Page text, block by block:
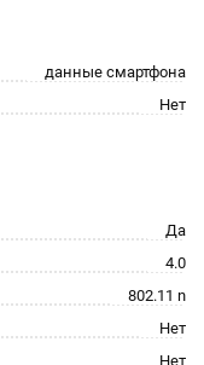
данные смартфона
Нет
Да
4.0
802.11 n
Нет
Нет